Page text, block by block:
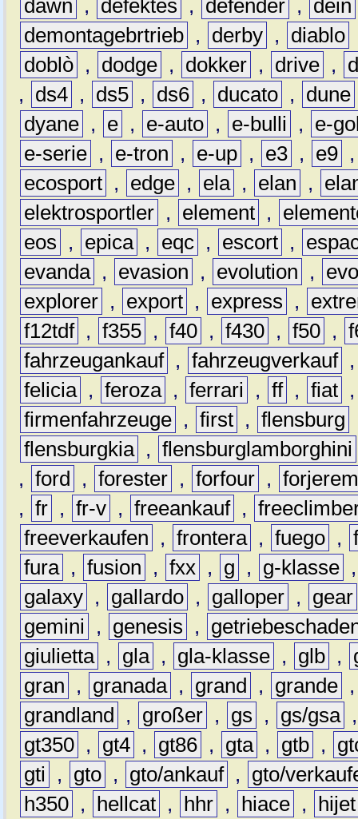
dawn , defektes , defender , dein
demontagebrtrieb , derby , diablo
doblò , dodge , dokker , drive ,
,
ds4 , ds5 , ds6 , ducato , dune
dyane , e , e-auto , e-bulli ,
e-
e-serie , e-tron , e-up , e3 , e9
ecosport , edge , ela , elan ,
elektrosportler , element ,
eos
, epica , eqc , escort ,
evanda , evasion , evolution ,
explorer , export , express ,
f12tdf , f355 , f40 , f430 , f50 ,
fahrzeugankauf , fahrzeugverkauf
felicia , feroza , ferrari , ff , fiat
firmenfahrzeuge , first , flensburg
flensburgkia , flensburglamborghini
, ford , forester , forfour ,
, fr , fr-v , freeankauf ,
freeverkaufen
, frontera , fuego ,
fura , fusion , fxx , g , g-klasse
galaxy , gallardo , galloper ,
gear
gemini
, genesis ,
giulietta , gla , gla-klasse , glb ,
gran
, granada , grand , grande
grandland
, großer , gs , gs/gsa
gt350 , gt4 , gt86 , gta , gtb ,
gti
, gto , gto/ankauf ,
gto/
h350 , hellcat , hhr , hiace ,
hijet